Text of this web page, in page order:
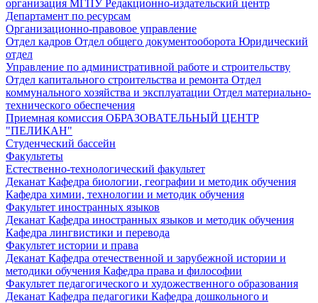
организация МГПУРедакционно-издательский центр
Департамент по ресурсам
Организационно-правовое управление
Отдел кадров Отдел общего документооборота Юридический
отдел
Управление по административной работе и строительству
Отдел капитального строительства и ремонта Отдел
коммунального хозяйства и эксплуатации Отдел материально-
технического обеспечения
Приемная комиссия ОБРАЗОВАТЕЛЬНЫЙ ЦЕНТР
"ПЕЛИКАН"
Студенческий бассейн
Факультеты
Естественно-технологический факультет
Деканат Кафедра биологии, географии и методик обучения
Кафедра химии, технологии и методик обучения
Факультет иностранных языков
Деканат Кафедра иностранных языков и методик обучения
Кафедра лингвистики и перевода
Факультет истории и права
Деканат Кафедра отечественной и зарубежной истории и
методики обучения Кафедра права и философии
Факультет педагогического и художественного образования
Деканат Кафедра педагогики Кафедра дошкольного и